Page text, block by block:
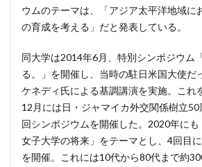
ウムのテーマは、「アジア太平洋地域に
の育成を考える」だと発表している。
同大学は2014年6月、特別シンポジウム
る。」を開催し、当時の駐日米国大使だ
ケネディ氏による基調講演を実施。これ
12月には日・ジャマイカ外交関係樹立50
回シンポジウムを開催した。2020年にも
女子大学の将来」をテーマとし、4回目
を開催。これには10代から80代まで約